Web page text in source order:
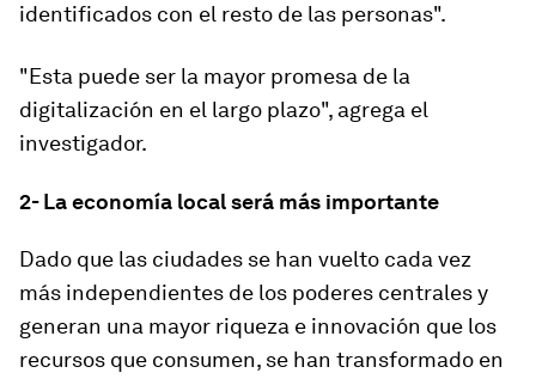
identificados con el resto de las personas".
"Esta puede ser la mayor promesa de la
digitalización en el largo plazo", agrega el
investigador.
2- La economía local será más importante
Dado que las ciudades se han vuelto cada vez
más independientes de los poderes centrales y
generan una mayor riqueza e innovación que los
recursos que consumen, se han transformado en